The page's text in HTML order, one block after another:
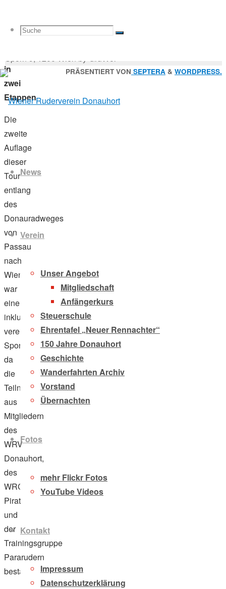
Suche
Suchen
Suche
Zum
Inhalt
springenNews
Verein
Unser Angebot
Mitgliedschaft
Anfängerkurs
Steuerschule
Ehrentafel „Neuer Rennachter“
150 Jahre Donauhort
Geschichte
Wanderfahrten Archiv
Vorstand
Übernachten
Fotos
mehr Flickr Fotos
YouTube Videos
Kontakt
Impressum
Datenschutzerklärung
Passau
in
zwei
Etappen
Die
zweite
Auflage
dieser
Tour
entlang
des
Donauradweges
von
Passau
nach
Wien
war
eine
inklusive,
vereinsübergreifende
Sportveranstaltung,
da
die
TeilnehmerInnen
aus
Mitgliedern
des
WRV
Donauhort,
des
WRC
Pirat
und
der
Trainingsgruppe
Pararudern
bestand.
nach:
Sporn 9, 1200 Wien by GruWol
PRÄSENTIERT VON SEPTERA & WORDPRESS.
Zurück
nach
oben